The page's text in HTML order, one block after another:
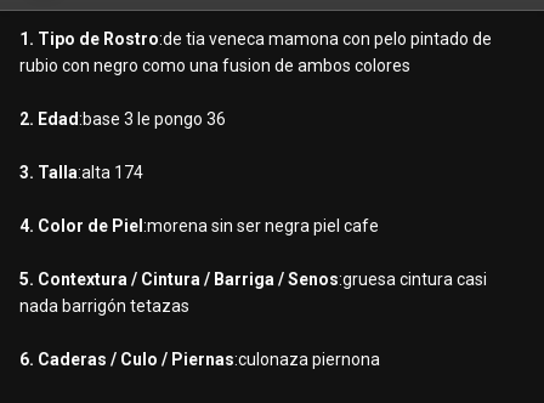
1. Tipo de Rostro:de tia veneca mamona con pelo pintado de
rubio con negro como una fusion de ambos colores
2. Edad:base 3 le pongo 36
3. Talla:alta 174
4. Color de Piel :morena sin ser negra piel cafe
5. Contextura / Cintura / Barriga / Senos:gruesa cintura casi
nada barrigón tetazas
6. Caderas / Culo / Piernas:culonaza piernona